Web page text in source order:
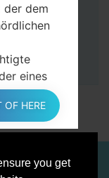
you get
Taste auf.
von PC
der dem
eines
gerne
die
OF HERE